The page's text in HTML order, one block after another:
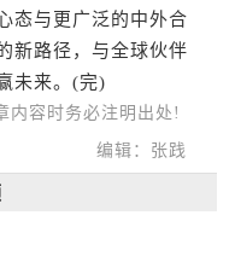
态与更广泛的中外合
新路径，与全球伙伴
未来。(完)
内容时务必注明出处!
编辑：张践